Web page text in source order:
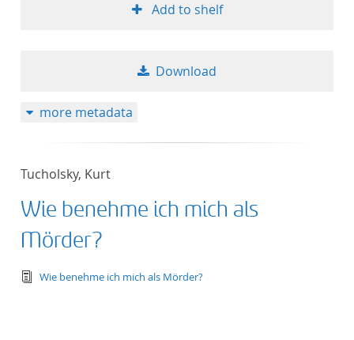
Add to shelf
Download
more metadata
Tucholsky, Kurt
Wie benehme ich mich als
Mörder?
text/tg.edition+tg.aggregation+xml
Wie benehme ich mich als Mörder?